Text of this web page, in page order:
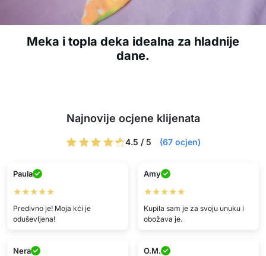
Meka i topla deka idealna za hladnije
dane.
Najnovije ocjene klijenata
4.5 / 5 (67 ocjen)
Paula
★★★★★
Predivno je! Moja kći je
oduševljena!
Amy
★★★★★
Kupila sam je za svoju unuku i
obožava je.
Nera O.M.